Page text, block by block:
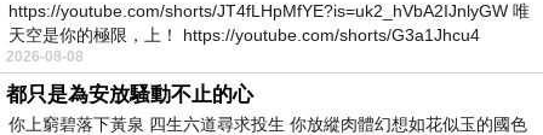
https://youtube.com/shorts/JT4fLHpMfYE?is=uk2_hVbA2IJnlyGW 唯
天空是你的極限，上！ https://youtube.com/shorts/G3a1Jhcu4
2026-08-08
都只是為安放騷動不止的心
你上窮碧落下黃泉 四生六道尋求投生 你放縱肉體幻想如花似玉的國色